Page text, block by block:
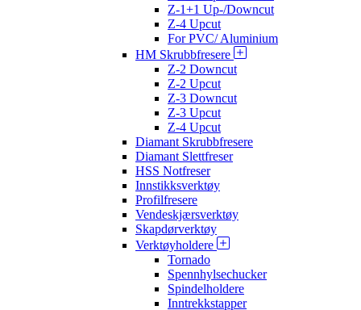
Z-1+1 Up-/Downcut
Z-4 Upcut
For PVC/ Aluminium
HM Skrubbfresere
Z-2 Downcut
Z-2 Upcut
Z-3 Downcut
Z-3 Upcut
Z-4 Upcut
Diamant Skrubbfresere
Diamant Slettfreser
HSS Notfreser
Innstikksverktøy
Profilfresere
Vendeskjærsverktøy
Skapdørverktøy
Verktøyholdere
Tornado
Spennhylsechucker
Spindelholdere
Inntrekkstapper